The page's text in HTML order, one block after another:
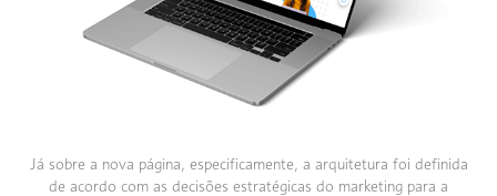
Já sobre a nova página, especificamente, a arquitetura foi definida
de acordo com as decisões estratégicas do marketing para a